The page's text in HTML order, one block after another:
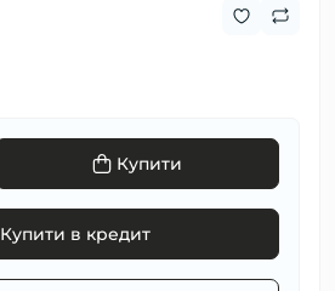
Купити
Купити в кредит